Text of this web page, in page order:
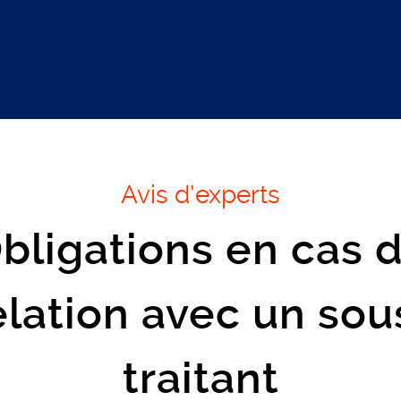
Avis d'experts
en cas
avec un
traitant